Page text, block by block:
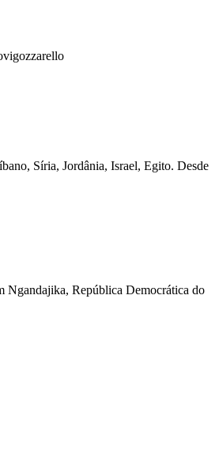
Síria, Jordânia, Israel, Egito. Desde
Ngandajika, República Democrática do